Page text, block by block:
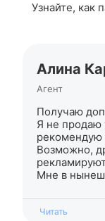
Узнайте, как
Алина
Агент
Получаю
Я не продаю
рекомендую
Возможно,
Мне в
Читать